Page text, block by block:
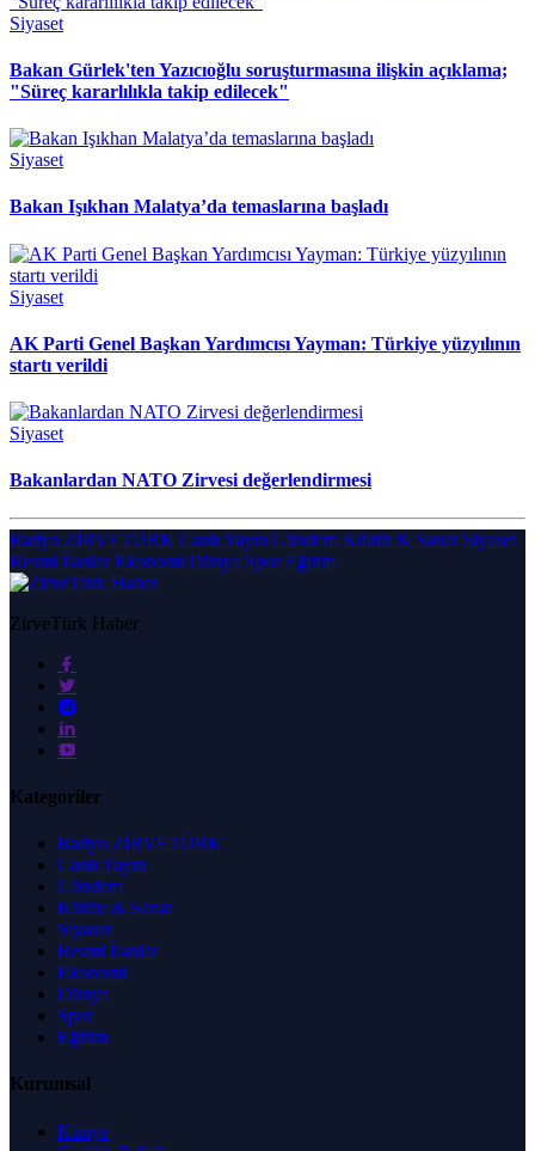
Siyaset
Bakan Gürlek'ten Yazıcıoğlu soruşturmasına ilişkin açıklama;
"Süreç kararlılıkla takip edilecek"
Siyaset
Bakan Işıkhan Malatya’da temaslarına başladı
Siyaset
AK Parti Genel Başkan Yardımcısı Yayman: Türkiye yüzyılının
startı verildi
Siyaset
Bakanlardan NATO Zirvesi değerlendirmesi
Radyo ZİRVETÜRK Canlı Yayın Gündem Kültür & Sanat Siyaset
Resmi İlanlar Ekonomi Dünya Spor Eğitim
ZirveTürk Haber
Kategoriler
Radyo ZİRVETÜRK
Canlı Yayın
Gündem
Kültür & Sanat
Siyaset
Resmi İlanlar
Ekonomi
Dünya
Spor
Eğitim
Kurumsal
Künye